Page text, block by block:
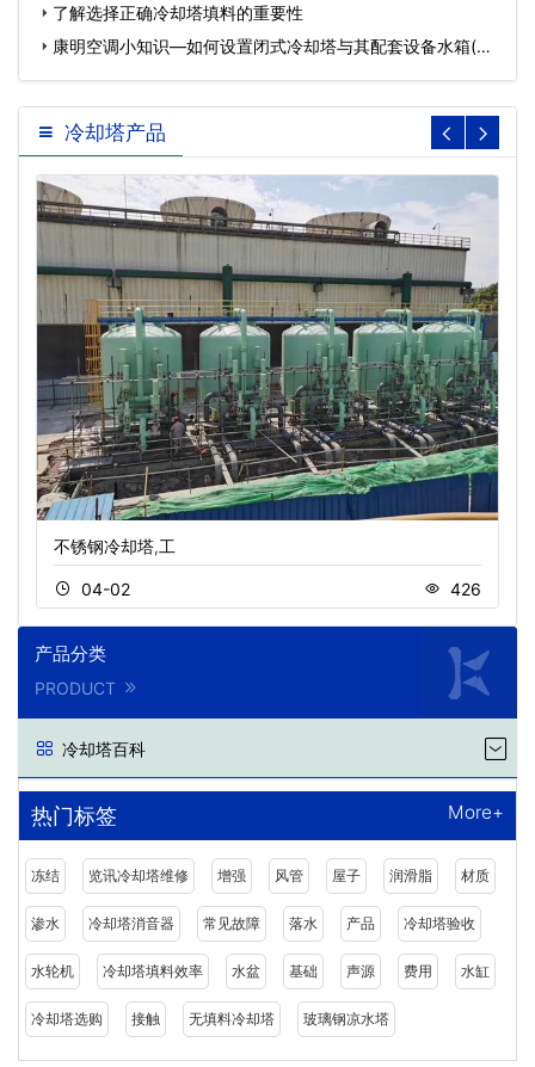
了解选择正确冷却塔填料的重要性
康明空调小知识—如何设置闭式冷却塔与其配套设备水箱(鹤
壁…
冷却塔产品
不锈钢冷却塔,工
04-02 426
产品分类
PRODUCT
冷却塔百科
热门标签 More+
冻结 览讯冷却塔维修 增强 风管 屋子 润滑脂 材质
渗水 冷却塔消音器 常见故障 落水 产品 冷却塔验收
水轮机 冷却塔填料效率 水盆 基础 声源 费用 水缸
冷却塔选购 接触 无填料冷却塔 玻璃钢凉水塔